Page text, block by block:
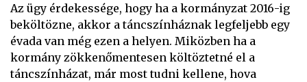
Az ügy érdekessége, hogy ha a kormányzat 2016-ig
beköltözne, akkor a táncszínháznak legfeljebb egy
évada van még ezen a helyen. Miközben ha a
kormány zökkenőmentesen költöztetné el a
táncszínházat, már most tudni kellene, hova